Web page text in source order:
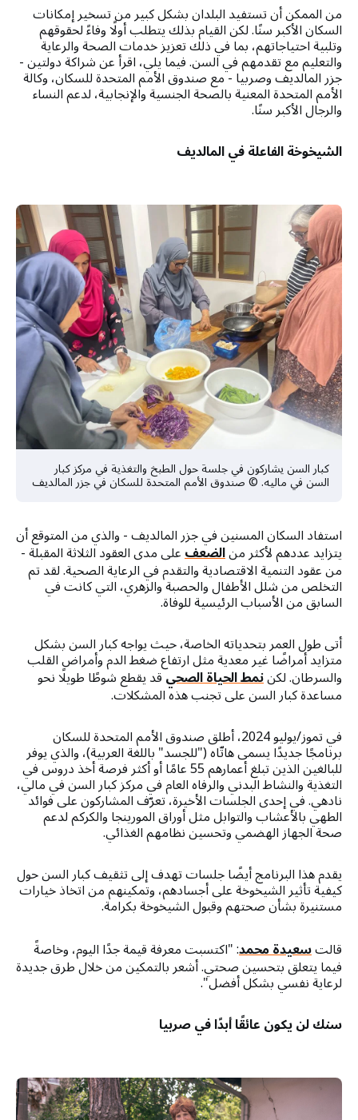
من الممكن أن تستفيد البلدان بشكل كبير من تسخير إمكانات
السكان الأكبر سنًا. لكن القيام بذلك يتطلب أولًا وفاءً لحقوقهم
وتلبية احتياجاتهم، بما في ذلك تعزيز خدمات الصحة والرعاية
والتعليم مع تقدمهم في السن. فيما يلي، اقرأ عن شراكة دولتين -
جزر المالديف وصربيا - مع صندوق الأمم المتحدة للسكان، وكالة
الأمم المتحدة المعنية بالصحة الجنسية والإنجابية، لدعم النساء
والرجال الأكبر سنًا.
الشيخوخة الفاعلة في المالديف
كبار السن يشاركون في جلسة حول الطبخ والتغذية في مركز كبار
السن في ماليه. © صندوق الأمم المتحدة للسكان في جزر المالديف
استفاد السكان المسنين في جزر المالديف - والذي من المتوقع أن
يتزايد عددهم لأكثر منالضعفعلى مدى العقود الثلاثة المقبلة -
من عقود التنمية الاقتصادية والتقدم في الرعاية الصحية. لقد تم
التخلص من شلل الأطفال والحصبة والزهري، التي كانت في
السابق من الأسباب الرئيسية للوفاة.
أتى طول العمر بتحدياته الخاصة، حيث يواجه كبار السن بشكل
متزايد أمراضًا غير معدية مثل ارتفاع ضغط الدم وأمراض القلب
والسرطان. لكننمط الحياة الصحيقد يقطع شوطًا طويلًا نحو
مساعدة كبار السن على تجنب هذه المشكلات.
في تموز/يوليو 2024، أطلق صندوق الأمم المتحدة للسكان
برنامجًا جديدًا يسمى هاتّاه ("للجسد" باللغة العربية)، والذي يوفر
للبالغين الذين تبلغ أعمارهم 55 عامًا أو أكثر فرصة أخذ دروس في
التغذية والنشاط البدني والرفاه العام في مركز كبار السن في مالي،
نادهي. في إحدى الجلسات الأخيرة، تعرّف المشاركون على فوائد
الطهي بالأعشاب والتوابل مثل أوراق المورينجا والكركم لدعم
صحة الجهاز الهضمي وتحسين نظامهم الغذائي.
يقدم هذا البرنامج أيضًا جلسات تهدف إلى تثقيف كبار السن حول
كيفية تأثير الشيخوخة على أجسادهم، وتمكينهم من اتخاذ خيارات
مستنيرة بشأن صحتهم وقبول الشيخوخة بكرامة.
قالتسعيدة محمد: "اكتسبت معرفة قيمة جدًا اليوم، وخاصةً
فيما يتعلق بتحسين صحتي. أشعر بالتمكين من خلال طرق جديدة
لرعاية نفسي بشكل أفضل".
سنك لن يكون عائقًا أبدًا في صربيا